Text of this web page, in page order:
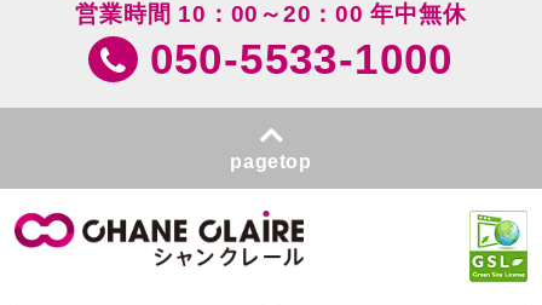
営業時間 10：00～20：00 年中無休
050-5533-1000
pagetop